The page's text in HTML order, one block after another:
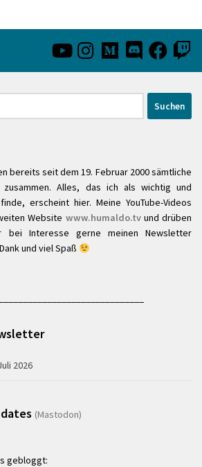
bereits seit dem 19. Februar 2000 sämtliche
zusammen. Alles, das ich als wichtig und
erscheint hier. Meine YouTube-Videos
Website www.humaldo.tvund drüben
bei Interesse gerne meinen Newsletter
und viel Spaß
2026
(Mastodon)
gebloggt: